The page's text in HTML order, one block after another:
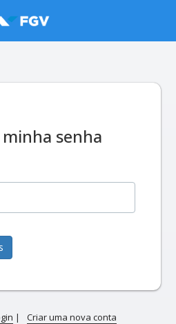
minha senha
| Criar uma nova conta